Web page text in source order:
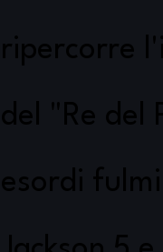
ripercorre
del "Re del
esordi